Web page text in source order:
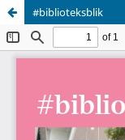
#biblioteksblik